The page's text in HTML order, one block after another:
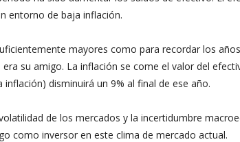
entorno de baja inflación.
mayores como para recordar los
su amigo. La inflación se come el valor del
inflación) disminuirá un 9% al final de ese año.
de los mercados y la incertidumbre
como inversor en este clima de mercado actual.